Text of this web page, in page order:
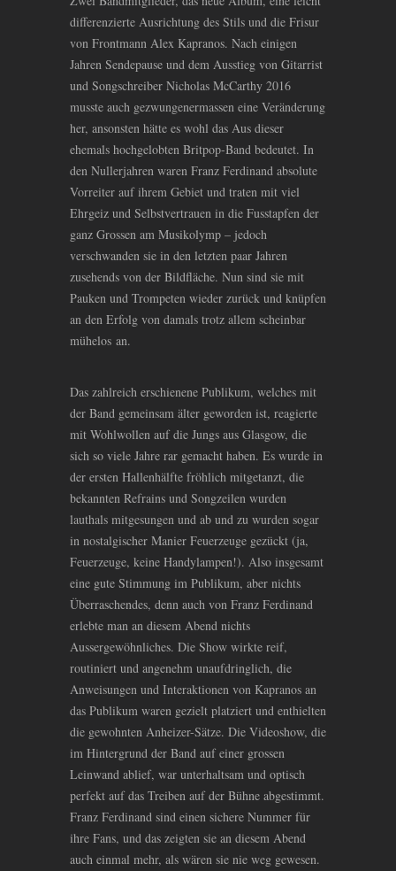
differenzierte Ausrichtung des Stils und die Frisur
von Frontmann Alex Kapranos. Nach einigen
Jahren Sendepause und dem Ausstieg von Gitarrist
und Songschreiber Nicholas McCarthy 2016
musste auch gezwungenermassen eine Veränderung
her, ansonsten hätte es wohl das Aus dieser
ehemals hochgelobten Britpop-Band bedeutet. In
den Nullerjahren waren Franz Ferdinand absolute
Vorreiter auf ihrem Gebiet und traten mit viel
Ehrgeiz und Selbstvertrauen in die Fusstapfen der
ganz Grossen am Musikolymp – jedoch
verschwanden sie in den letzten paar Jahren
zusehends von der Bildfläche. Nun sind sie mit
Pauken und Trompeten wieder zurück und knüpfen
an den Erfolg von damals trotz allem scheinbar
mühelos an.
Das zahlreich erschienene Publikum, welches mit
der Band gemeinsam älter geworden ist, reagierte
mit Wohlwollen auf die Jungs aus Glasgow, die
sich so viele Jahre rar gemacht haben. Es wurde in
der ersten Hallenhälfte fröhlich mitgetanzt, die
bekannten Refrains und Songzeilen wurden
lauthals mitgesungen und ab und zu wurden sogar
in nostalgischer Manier Feuerzeuge gezückt (ja,
Feuerzeuge, keine Handylampen!). Also insgesamt
eine gute Stimmung im Publikum, aber nichts
Überraschendes, denn auch von Franz Ferdinand
erlebte man an diesem Abend nichts
Aussergewöhnliches. Die Show wirkte reif,
routiniert und angenehm unaufdringlich, die
Anweisungen und Interaktionen von Kapranos an
das Publikum waren gezielt platziert und enthielten
die gewohnten Anheizer-Sätze. Die Videoshow, die
im Hintergrund der Band auf einer grossen
Leinwand ablief, war unterhaltsam und optisch
perfekt auf das Treiben auf der Bühne abgestimmt.
Franz Ferdinand sind einen sichere Nummer für
ihre Fans, und das zeigten sie an diesem Abend
auch einmal mehr, als wären sie nie weg gewesen.